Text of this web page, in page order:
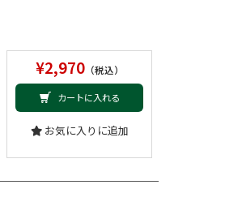
¥2,970（税込）
カートに入れる
お気に入りに追加